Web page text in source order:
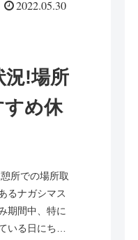
2022.05.30
況!場所
すめ休
所での場所取
るナガシマス
期間中、特に
いる日にちや